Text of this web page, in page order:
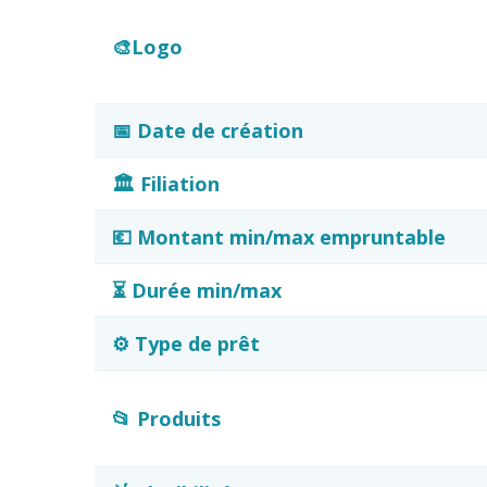
🎨Logo
📅 Date de création
🏛️ Filiation
💶 Montant min/max empruntable
⏳ Durée min/max
⚙️ Type de prêt
📂 Produits